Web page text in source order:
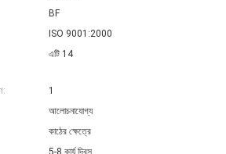
BF
ISO 9001:2000
এটি 14
1
আলোচনাযোগ্য
কাঠের ক্ষেত্রে